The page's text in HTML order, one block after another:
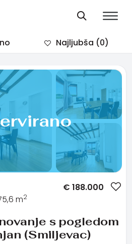
Najljubša (0)
m2
€ 188.000
s pogledom
(Smiljevac)